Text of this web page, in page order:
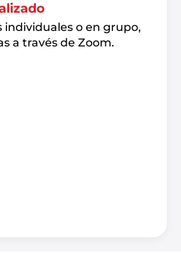
individuales o en grupo,
a través de Zoom.